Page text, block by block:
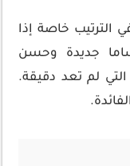
خاصة إذا
جديدة وحسن
لم تعد دقيقة.